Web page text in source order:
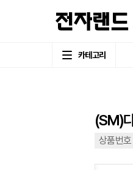
카테고리
(SM)
상품번